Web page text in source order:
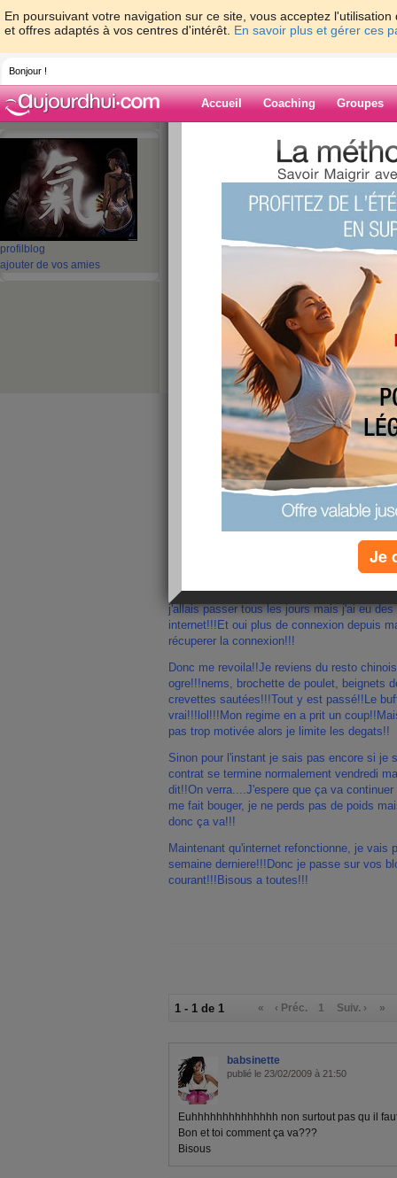
En poursuivant votre navigation sur ce site, vous acceptez
et offres adaptés à vos centres d'intérêt. En savoir plus et gérer ces
Bonjour !
Accueil Coaching Groupes
profil blog
ajouter de vos amies
> > Desolé!!!
Blog de verdo
Desolé!!!
Desole de pas etre venu depuis lundi
j'allais passer tous les jours mais j'ai eu
internet!!!Et oui plus de connexion depuis
récuperer la connexion!!!
Donc me revoila!!Je reviens du resto
ogre!!!nems, brochette de poulet, beignets
crevettes sautées!!!Tout y est passé!!Le
vrai!!!lol!!! Mon regime en a prit un
pas trop motivée alors je limite les degats!!
Sinon pour l'instant je sais pas encore si je
contrat se termine normalement vendredi
dit!!On verra....J'espere que ça va
me fait bouger, je ne perds pas de poids
donc ça va!!!
Maintenant qu'internet refonctionne, je vais
semaine derniere!!!Donc je passe sur vos
courant!!!Bisous a toutes!!!
1 - 1 de 1 « ‹ Préc. 1 Suiv. › »
babsinette
publié le 23/02/2009 à 21:50
Euhhhhhhhhhhhhhh non surtout pas qu il
Bon et toi comment ça va???
Bisous
Je